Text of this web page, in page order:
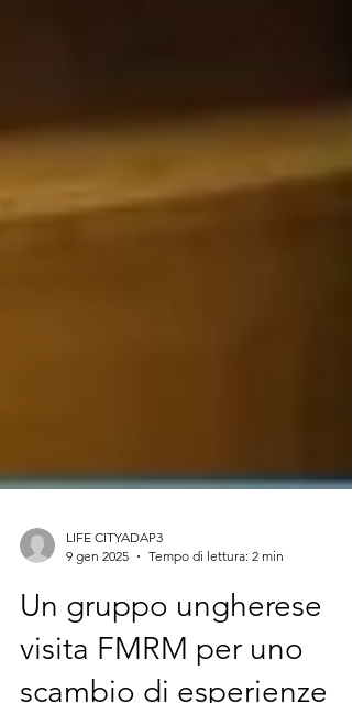
Tempo di lettura: 2 min
Un gruppo ungherese
visita FMRM per uno